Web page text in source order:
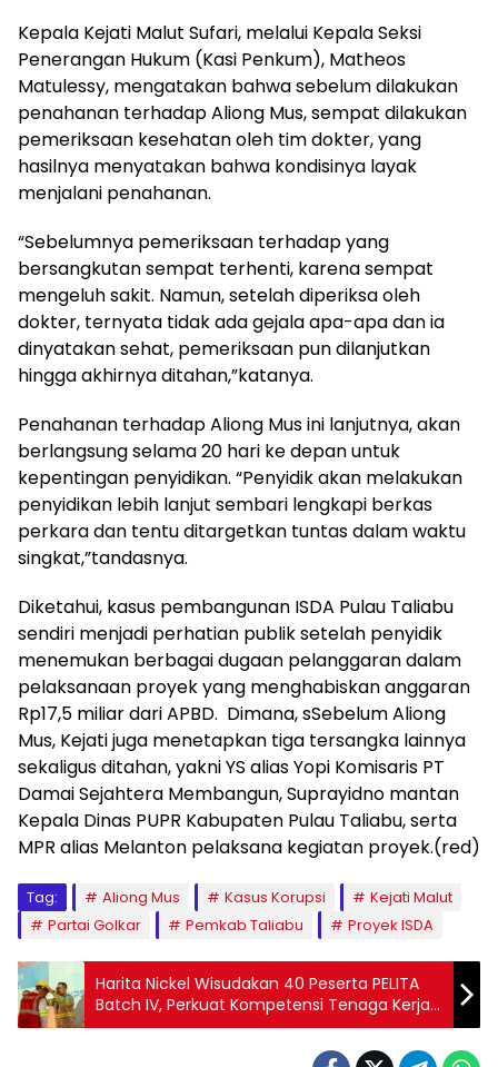
‎Kepala Kejati Malut Sufari, melalui Kepala Seksi
Penerangan Hukum (Kasi Penkum), Matheos
Matulessy, mengatakan bahwa sebelum dilakukan
penahanan terhadap Aliong Mus, sempat dilakukan
pemeriksaan kesehatan oleh tim dokter, yang
hasilnya menyatakan bahwa kondisinya layak
menjalani penahanan.
“Sebelumnya pemeriksaan terhadap yang
bersangkutan sempat terhenti, karena sempat
mengeluh sakit. Namun, setelah diperiksa oleh
dokter, ternyata tidak ada gejala apa-apa dan ia
dinyatakan sehat, pemeriksaan pun dilanjutkan
hingga akhirnya ditahan,”katanya.
Penahanan terhadap Aliong Mus ini lanjutnya, akan
berlangsung selama 20 hari ke depan untuk
kepentingan penyidikan. “Penyidik akan melakukan
penyidikan lebih lanjut sembari lengkapi berkas
perkara dan tentu ditargetkan tuntas dalam waktu
singkat,”tandasnya.
‎Diketahui, ‎kasus pembangunan ISDA Pulau Taliabu
sendiri menjadi perhatian publik setelah penyidik
menemukan berbagai dugaan pelanggaran dalam
pelaksanaan proyek yang menghabiskan anggaran
Rp17,5 miliar dari APBD. Dimana, s‎Sebelum Aliong
Mus, Kejati juga menetapkan tiga tersangka lainnya
sekaligus ditahan, yakni YS alias Yopi Komisaris PT
Damai Sejahtera Membangun, Suprayidno mantan
Kepala Dinas PUPR Kabupaten Pulau Taliabu, serta
MPR alias Melanton pelaksana kegiatan proyek.(red)
Tag: Aliong Mus Kasus Korupsi
Kejati Malut
Partai Golkar
Pemkab Taliabu Proyek ISDA
Harita Nickel Wisudakan 40 Peserta PELITA
Batch IV, Perkuat Kompetensi Tenaga Kerja
Lokal Pulau Obi